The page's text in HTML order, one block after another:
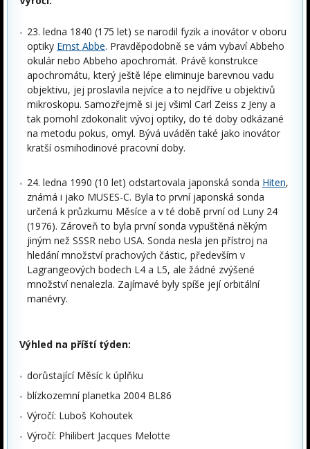
23. ledna 1840 (175 let) se narodil fyzik a inovátor v oboru
optiky Ernst Abbe. Pravděpodobně se vám vybaví Abbeho
okulár nebo Abbeho apochromát. Právě konstrukce
apochromátu, který ještě lépe eliminuje barevnou vadu
objektivu, jej proslavila nejvíce a to nejdříve u objektivů
mikroskopu. Samozřejmě si jej všiml Carl Zeiss z Jeny a
tak pomohl zdokonalit vývoj optiky, do té doby odkázané
na metodu pokus, omyl. Bývá uváděn také jako inovátor
kratší osmihodinové pracovní doby.
24. ledna 1990 (10 let) odstartovala japonská sonda Hiten,
známá i jako MUSES-C. Byla to první japonská sonda
určená k průzkumu Měsíce a v té době první od Luny 24
(1976). Zároveň to byla první sonda vypuštěná někým
jiným než SSSR nebo USA. Sonda nesla jen přístroj na
hledání množství prachových částic, především v
Lagrangeových bodech L4 a L5, ale žádné zvýšené
množství nenalezla. Zajímavé byly spíše její orbitální
manévry.
Výhled na příští týden:
dorůstající Měsíc k úplňku
blízkozemní planetka 2004 BL86
Výročí: Luboš Kohoutek
Výročí: Philibert Jacques Melotte